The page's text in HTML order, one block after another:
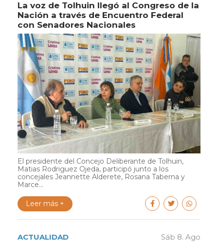
La voz de Tolhuin llegó al Congreso de la
Nación a través de Encuentro Federal
con Senadores Nacionales
El presidente del Concejo Deliberante de Tolhuin,
Matias Rodriguez Ojeda, participó junto a los
concejales Jeannette Alderete, Rosana Taberna y
Marce...
Leer más +
ACTUALIDAD Sáb 8. Ago